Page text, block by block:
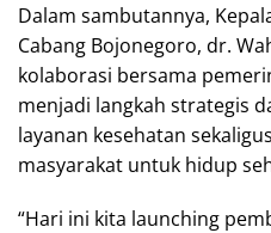
Dalam sambutannya,
Cabang Bojonegoro, dr.
kolaborasi bersama
menjadi langkah strategis
layanan kesehatan
masyarakat untuk hidup
“Hari ini kita launching